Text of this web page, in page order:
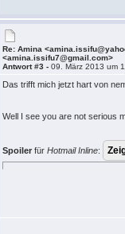
Re: Amina
<amina.issifu7@gmail.com>
Antwort #3 -09. März 2013 um
Das trifft mich jetzt hart von
Well I see you are not serious
Spoiler fürHotmail Inline: